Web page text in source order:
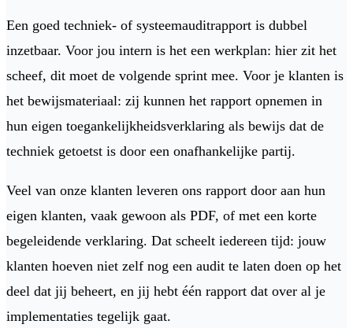
Een goed techniek- of systeemauditrapport is dubbel
inzetbaar. Voor jou intern is het een werkplan: hier zit het
scheef, dit moet de volgende sprint mee. Voor je klanten is
het bewijsmateriaal: zij kunnen het rapport opnemen in
hun eigen toegankelijkheidsverklaring als bewijs dat de
techniek getoetst is door een onafhankelijke partij.
Veel van onze klanten leveren ons rapport door aan hun
eigen klanten, vaak gewoon als PDF, of met een korte
begeleidende verklaring. Dat scheelt iedereen tijd: jouw
klanten hoeven niet zelf nog een audit te laten doen op het
deel dat jij beheert, en jij hebt één rapport dat over al je
implementaties tegelijk gaat.